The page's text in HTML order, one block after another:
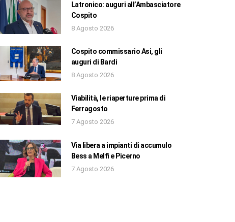
Latronico: auguri all’Ambasciatore
Cospito
8 Agosto 2026
Cospito commissario Asi, gli
auguri di Bardi
8 Agosto 2026
Viabilità, le riaperture prima di
Ferragosto
7 Agosto 2026
Via libera a impianti di accumulo
Bess a Melfi e Picerno
7 Agosto 2026